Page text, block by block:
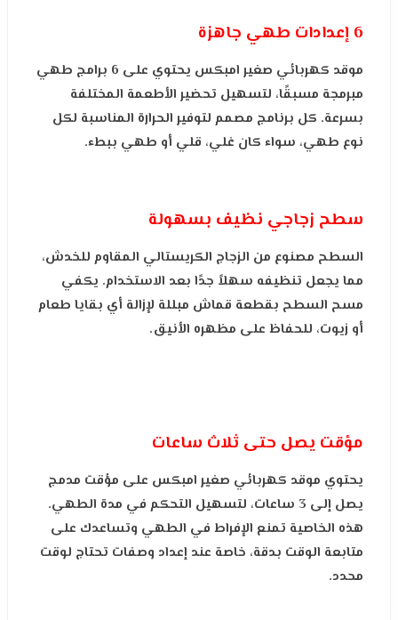
6 إعدادات طهي جاهزة
موقد كهربائي صغير امبكس يحتوي على 6 برامج طهي
مبرمجة مسبقًا، لتسهيل تحضير الأطعمة المختلفة
بسرعة. كل برنامج مصمم لتوفير الحرارة المناسبة لكل
نوع طهي، سواء كان غلي، قلي أو طهي ببطء.
سطح زجاجي نظيف بسهولة
السطح مصنوع من الزجاج الكريستالي المقاوم للخدش،
مما يجعل تنظيفه سهلاً جدًا بعد الاستخدام. يكفي
مسح السطح بقطعة قماش مبللة لإزالة أي بقايا طعام
أو زيوت، للحفاظ على مظهره الأنيق.
مؤقت يصل حتى ثلاث ساعات
يحتوي موقد كهربائي صغير امبكس على مؤقت مدمج
يصل إلى 3 ساعات، لتسهيل التحكم في مدة الطهي.
هذه الخاصية تمنع الإفراط في الطهي وتساعدك على
متابعة الوقت بدقة، خاصة عند إعداد وصفات تحتاج لوقت
محدد.